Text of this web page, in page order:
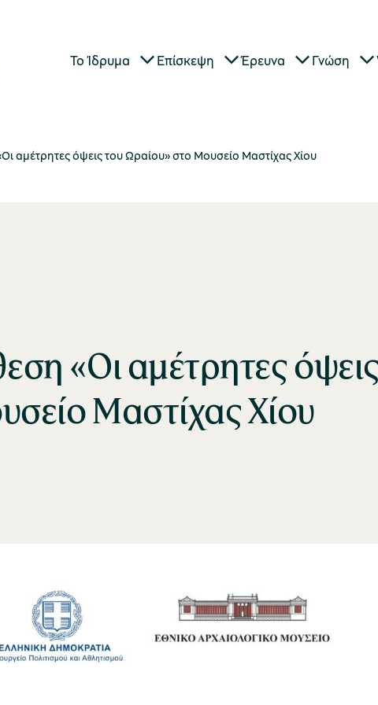
Το Ίδρυμα Επίσκεψη Έρευνα Γνώση
αμέτρητες όψεις του Ωραίου» στο Μουσείο Μαστίχας Χίου
«Οι αμέτρητες
Μαστίχας Χίου